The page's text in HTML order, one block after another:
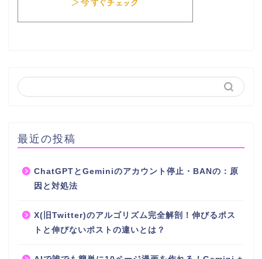
最近の投稿
ChatGPTとGeminiのアカウント停止・BANの：原
因と対処法
X(旧Twitter)のアルゴリズム完全解剖！伸びるポス
トと伸びないポストの違いとは？